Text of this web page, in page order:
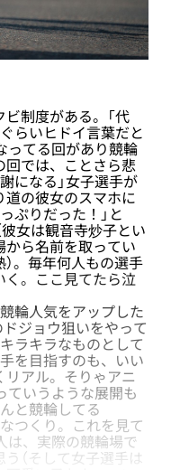
制度がある。「代
らいヒドイ言葉だと
ってる回があり競輪
回では、ことさら悲
になる」女子選手が
の彼女のスマホに
ぷりだった！」と
女は観音寺炒子とい
ら名前を取ってい
。毎年何人もの選手
。ここ見てたら泣
輪人気をアップした
ドジョウ狙いをやって
ラキラなものとして
を目指すのも、いい
アル。そりゃアニ
ていうような展開も
と競輪してる
つくり。これを見て
は、実際の競輪場で
（そして女子選手は